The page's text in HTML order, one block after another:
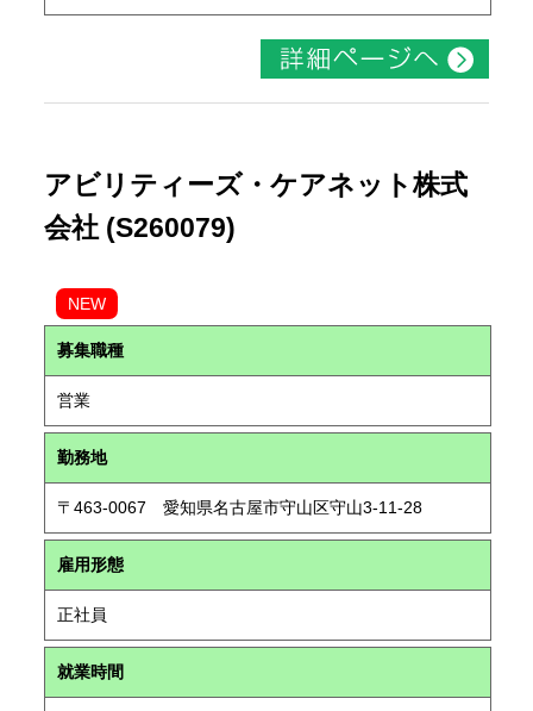
アビリティーズ・ケアネット株式
会社 (S260079)
NEW
募集職種
営業
勤務地
〒463-0067 愛知県名古屋市守山区守山3-11-28
雇用形態
正社員
就業時間